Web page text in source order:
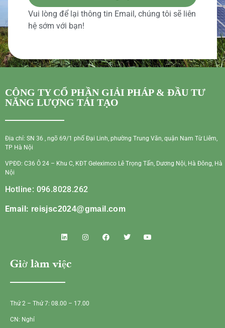
Vui lòng để lại thông tin Email, chúng tôi sẽ liên
hệ sớm với bạn!
CÔNG TY CỔ PHẦN GIẢI PHÁP & ĐẦU TƯ
NĂNG LƯỢNG TÁI TẠO
Địa chỉ: SN 36 , ngõ 69/1 phố Đại Linh, phường Trung Văn, quận Nam Từ Liêm,
TP Hà Nội
VPĐD: C36 Ô 24 – Khu C, KĐT Geleximco Lê Trọng Tấn, Dương Nội, Hà Đông, Hà
Nội
Hotline: 096.8028.262
Email: reisjsc2024@gmail.com
Giờ làm việc
Thứ 2 – Thứ 7: 08.00 – 17.00
CN: Nghỉ